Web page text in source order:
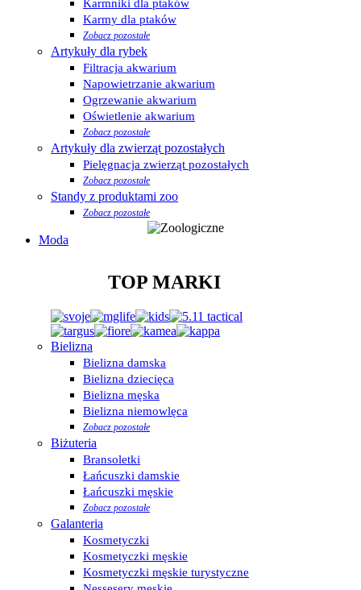
Karmniki dla ptaków
Karmy dla ptaków
Zobacz pozostałe
Artykuły dla rybek
Filtracja akwarium
Napowietrzanie akwarium
Ogrzewanie akwarium
Oświetlenie akwarium
Zobacz pozostałe
Artykuły dla zwierząt pozostałych
Pielęgnacja zwierząt pozostałych
Zobacz pozostałe
Standy z produktami zoo
Zobacz pozostałe
Moda
TOP MARKI
Bielizna
Bielizna damska
Bielizna dziecięca
Bielizna męska
Bielizna niemowlęca
Zobacz pozostałe
Biżuteria
Bransoletki
Łańcuszki damskie
Łańcuszki męskie
Zobacz pozostałe
Galanteria
Kosmetyczki
Kosmetyczki męskie
Kosmetyczki męskie turystyczne